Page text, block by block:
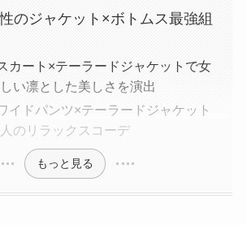
のジャケット×ボトムス最強組
カート×テーラードジャケットで女
い凛とした美しさを演出
イドパンツ×テーラードジャケット
のリラックスコーデ
もっと見る